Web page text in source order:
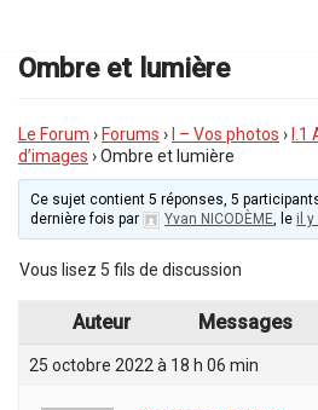
au
contenu
Ombre et lumière
Le Forum › Forums › I – Vos photos ›
d’images ›Ombre et lumière
Ce sujet contient 5 réponses, 5
dernière fois par
Yvan NICODÈME, le il
Vous lisez 5 fils de discussion
Auteur Messages
25 octobre 2022 à 18 h 06 min